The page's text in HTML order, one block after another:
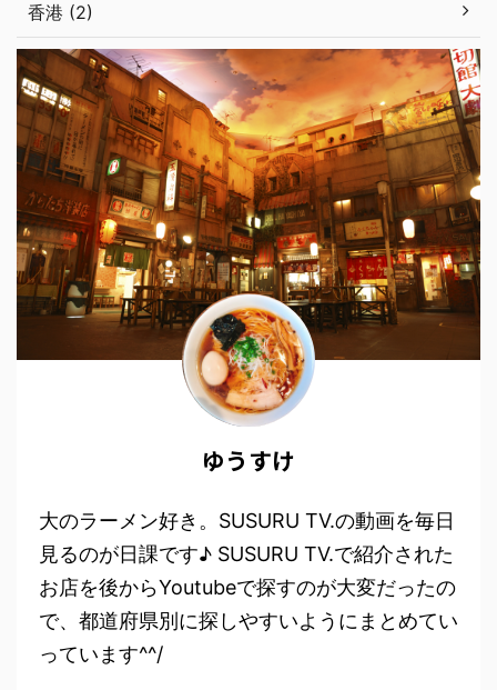
香港 (2)
ゆうすけ
大のラーメン好き。SUSURU TV.の動画を毎日
見るのが日課です♪ SUSURU TV.で紹介された
お店を後からYoutubeで探すのが大変だったの
で、都道府県別に探しやすいようにまとめてい
っています^^/